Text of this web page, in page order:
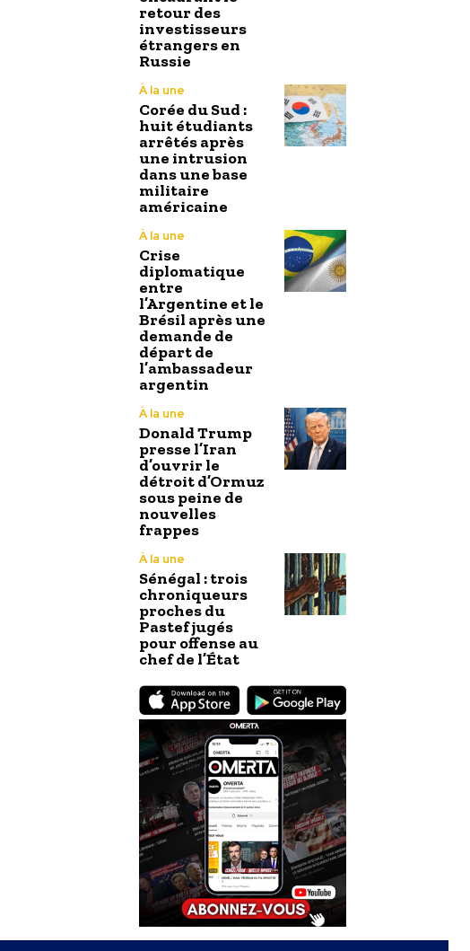
retour des
investisseurs
étrangers en
Russie
À la une
Corée du Sud :
huit étudiants
arrêtés après
une intrusion
dans une base
militaire
américaine
À la une
Crise
diplomatique
entre
l’Argentine et le
Brésil après une
demande de
départ de
l’ambassadeur
argentin
À la une
Donald Trump
presse l’Iran
d’ouvrir le
détroit d’Ormuz
sous peine de
nouvelles
frappes
À la une
Sénégal : trois
chroniqueurs
proches du
Pastef jugés
pour offense au
chef de l’État